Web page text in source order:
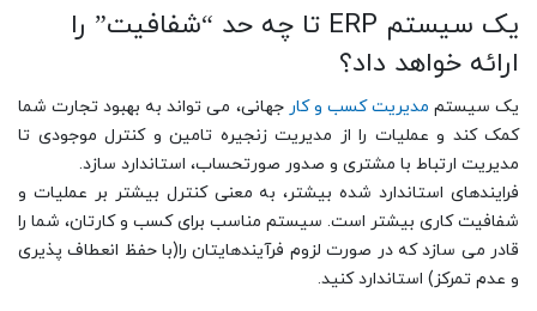
یک سیستم ERP تا چه حد “شفافیت” را
ارائه خواهد داد؟
یک سیستم مدیریت کسب و کار جهانی، می تواند به بهبود تجارت شما
کمک کند و عملیات را از مدیریت زنجیره تامین و کنترل موجودی تا
مدیریت ارتباط با مشتری و صدور صورتحساب، استاندارد سازد.
فرایندهای استاندارد شده بیشتر، به معنی کنترل بیشتر بر عملیات و
شفافیت کاری بیشتر است. سیستم مناسب برای کسب و کارتان، شما را
قادر می سازد که در صورت لزوم فرآیندهایتان را(با حفظ انعطاف پذیری
و عدم تمرکز) استاندارد کنید.